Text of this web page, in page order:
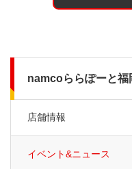
namcoららぽーと福
店舗情報
イベント&ニュース